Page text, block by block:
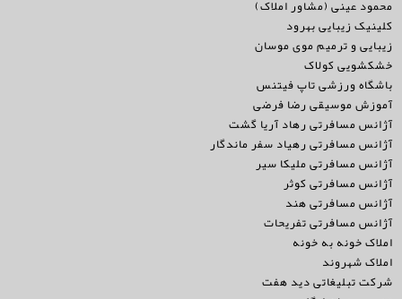
محمود عینی (مشاور املاک)
کلینیک زیبایی بهرود
زیبایی و ترمیم موی موسان
خشکشویی کولاک
باشگاه ورزشی تاپ فیتنس
آموزش موسیقی رضا فرضی
آژانس مسافرتی رهاد آریا گشت
آژانس مسافرتی رهیاد سفر ماندگار
آژانس مسافرتی ملیکا سیر
آژانس مسافرتی کوثر
آژانس مسافرتی هند
آژانس مسافرتی تفریحات
املاک خونه به خونه
املاک شهروند
شرکت تبلیغاتی دید هفت